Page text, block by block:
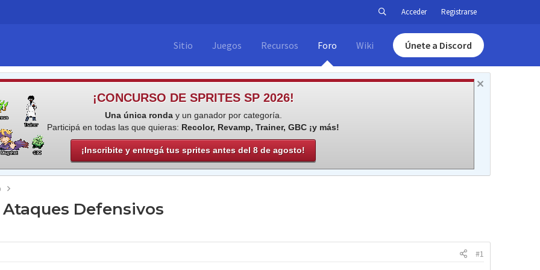
Acceder Registrarse
Sitio Juegos Recursos Foro Wiki Únete a Discord
¡CONCURSO DE SPRITES SP 2026!
Una única ronday un ganador por categoría.
Participá en todas las que quieras: Recolor, Revamp, Trainer, GBC ¡y más!
¡Inscribite y entregá tus sprites antes del 8 de agosto!
Defensivos
#1